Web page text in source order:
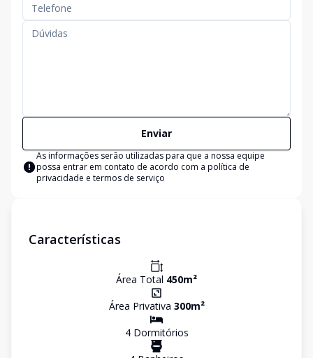
Enviar
As informações serão utilizadas para que a nossa equipe
possa entrar em contato de acordo com a política de
privacidade e termos de serviço
Características
Área Total 450m²
Área Privativa 300m²
4Dormitórios